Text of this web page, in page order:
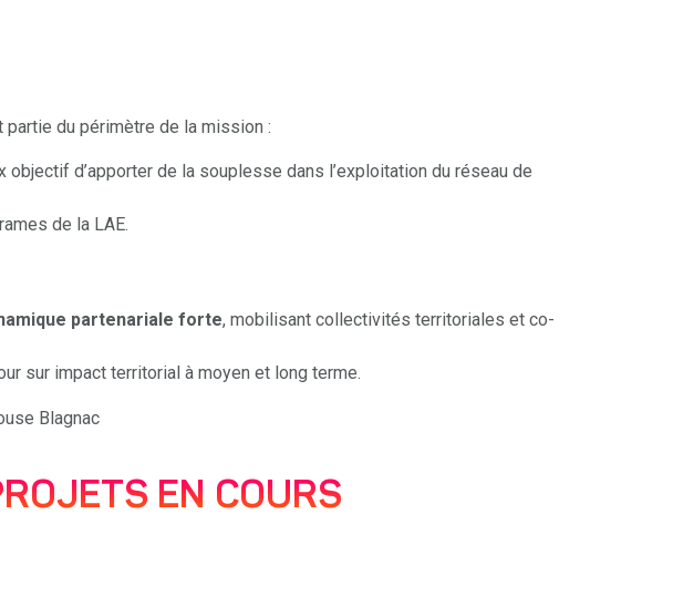
du périmètre de la mission :
d’apporter de la souplesse dans l’exploitation du réseau de
de la LAE.
partenariale forte, mobilisant collectivités territoriales et co-
sur impact territorial à moyen et long terme.
EN COURS